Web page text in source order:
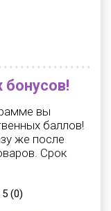
бонусов!
вы
баллов!
же после
Срок
(0)